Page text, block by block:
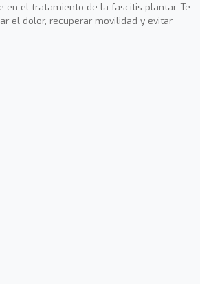
en el tratamiento de la fascitis plantar. Te
el dolor, recuperar movilidad y evitar